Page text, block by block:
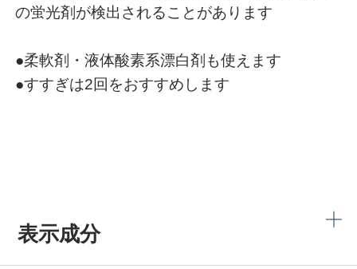
の蛍光剤が検出されることがあります
●柔軟剤・液体酸素系漂白剤も使えます
●すすぎは2回をおすすめします
表示成分